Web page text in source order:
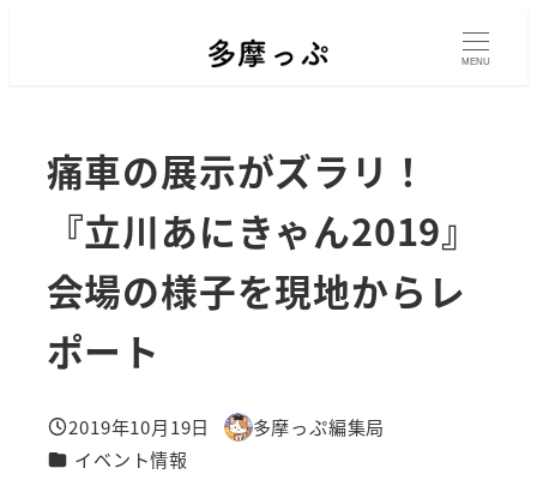
MENU
痛車の展示がズラリ！
『立川あにきゃん2019』
会場の様子を現地からレ
ポート
投稿日
2019年10月19日
著
多摩っぷ編集局
カテゴリー
イベント情報